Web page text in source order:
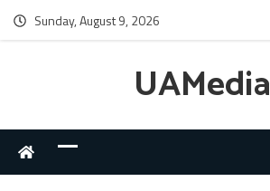
Sunday, August 9, 2026
UAMedia